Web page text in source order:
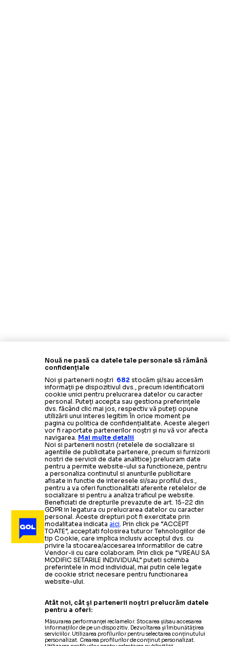
Nouă ne pasă ca datele tale personale să rămână
confidențiale
Noi și partenerii noștri 682 stocăm și/sau accesăm
informații pe dispozitivul dvs., precum identificatorii
cookie unici pentru prelucrarea datelor cu caracter
personal. Puteți accepta sau gestiona preferințele
dvs. făcând clic mai jos, respectiv vă puteți opune
utilizării unui interes legitim în orice moment pe
pagina cu politica de confidențialitate. Aceste alegeri
vor fi raportate partenerilor noștri și nu vă vor afecta
navigarea. Mai multe detalii
Noi si partenerii nostri (retelele de socializare si
agentiile de publicitate partenere, precum si furnizorii
nostri de servicii de date analitice) prelucram date
pentru a permite website-ului sa functioneze, pentru
a personaliza continutul si anunturile publicitare
afisate in functie de interesele si/sau profilul dvs.,
pentru a va oferi functionalitati aferente retelelor de
socializare si pentru a analiza traficul pe website.
Beneficiati de drepturile prevazute de art. 15-22 din
GDPR in legatura cu prelucrarea datelor cu caracter
personal. Aceste drepturi pot fi exercitate prin
modalitatea indicataaici. Prin click pe “ACCEPT
TOATE”, acceptati folosirea tuturor Tehnologiilor de
tip Cookie, care implica inclusiv acceptul dvs. cu
privire la stocarea/accesarea informatiilor de catre
Vendor-ii cu care colaboram. Prin click pe “VREAU SA
MODIFIC SETARILE INDIVIDUAL” puteti schimba
preferintele in mod individual, mai putin cele legate
de cookie strict necesare pentru functionarea
website-ului.
Atât noi, cât și partenerii noștri prelucrăm datele
pentru a oferi:
Măsurarea performanței reclamelor. Stocarea și/sau accesarea
informațiilor de pe un dispozitiv. Dezvoltarea și îmbunătățirea
serviciilor. Utilizarea profilurilor pentru selectarea conținutului
personalizat. Crearea profilurilor de conținut personalizat.